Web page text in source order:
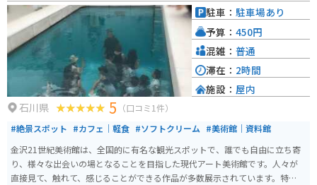
も立ち寄りやすく、静けさの中で自分と向き合うひとときを楽しめる場所で
す。
石川県 5 （口コミ1件）
#絶景スポット #カフェ｜軽食 #ソフトクリーム #美術館｜資料館
金沢21世紀美術館は、全国的に有名な観光スポットで、誰でも自由に立ち寄
り、様々な出会いの場となることを目指した現代アート美術館です。人々が
直接見て、触れて、感じることができる作品が多数展示されています。特にレ
駐車： 駐車場あり
予算： 450円
混雑： 普通
滞在： 2時間
施設： 屋内